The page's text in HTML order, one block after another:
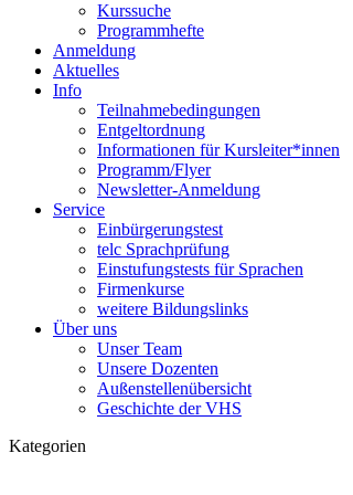
Kurssuche
Programmhefte
Anmeldung
Aktuelles
Info
Teilnahmebedingungen
Entgeltordnung
Informationen für Kursleiter*innen
Programm/Flyer
Newsletter-Anmeldung
Service
Einbürgerungstest
telc Sprachprüfung
Einstufungstests für Sprachen
Firmenkurse
weitere Bildungslinks
Über uns
Unser Team
Unsere Dozenten
Außenstellenübersicht
Geschichte der VHS
Kategorien